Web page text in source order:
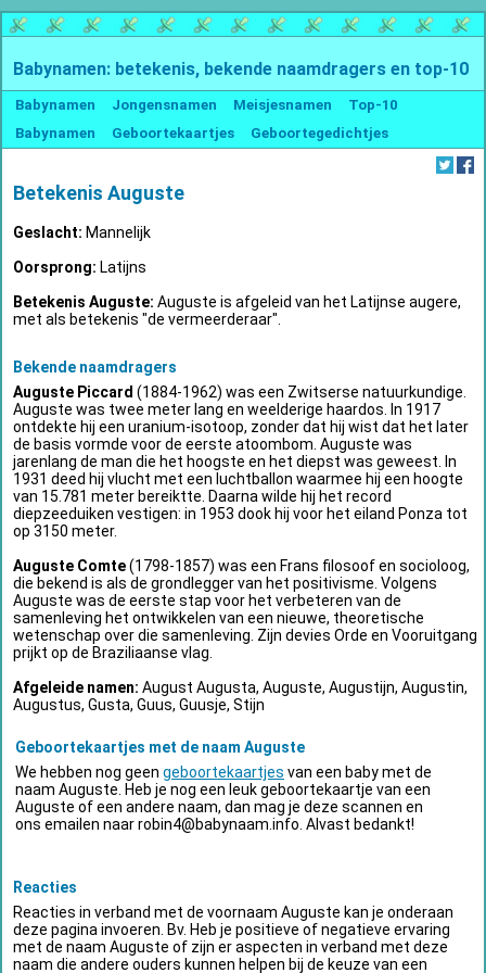
Babynamen: betekenis, bekende naamdragers en top-10
Babynamen Jongensnamen Meisjesnamen
Top-10
Babynamen
Geboortekaartjes Geboortegedichtjes
Betekenis Auguste
Geslacht: Mannelijk
Oorsprong: Latijns
Betekenis Auguste: Auguste is afgeleid van het Latijnse augere,
met als betekenis "de vermeerderaar".
Bekende naamdragers
Auguste Piccard (1884-1962) was een Zwitserse natuurkundige.
Auguste was twee meter lang en weelderige haardos. In 1917
ontdekte hij een uranium-isotoop, zonder dat hij wist dat het later
de basis vormde voor de eerste atoombom. Auguste was
jarenlang de man die het hoogste en het diepst was geweest. In
1931 deed hij vlucht met een luchtballon waarmee hij een hoogte
van 15.781 meter bereiktte. Daarna wilde hij het record
diepzeeduiken vestigen: in 1953 dook hij voor het eiland Ponza tot
op 3150 meter.
Auguste Comte(1798-1857) was een Frans filosoof en socioloog,
die bekend is als de grondlegger van het positivisme. Volgens
Auguste was de eerste stap voor het verbeteren van de
samenleving het ontwikkelen van een nieuwe, theoretische
wetenschap over die samenleving. Zijn devies Orde en Vooruitgang
prijkt op de Braziliaanse vlag.
Afgeleide namen: August Augusta, Auguste, Augustijn, Augustin,
Augustus, Gusta, Guus, Guusje, Stijn
Geboortekaartjes met de naam Auguste
We hebben nog geen geboortekaartjes van een baby met de
naam Auguste. Heb je nog een leuk geboortekaartje van een
Auguste of een andere naam, dan mag je deze scannen en
ons emailen naarrobin4@babynaam.info . Alvast bedankt!
Reacties
Reacties in verband met de voornaam Auguste kan je onderaan
deze pagina invoeren. Bv. Heb je positieve of negatieve ervaring
met de naam Auguste of zijn er aspecten in verband met deze
naam die andere ouders kunnen helpen bij de keuze van een